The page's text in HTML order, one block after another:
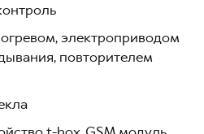
электроприводом
повторителем